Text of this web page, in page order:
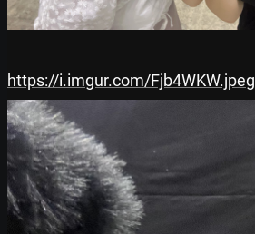
https://i.imgur.com/Fjb4WKW.jpeg